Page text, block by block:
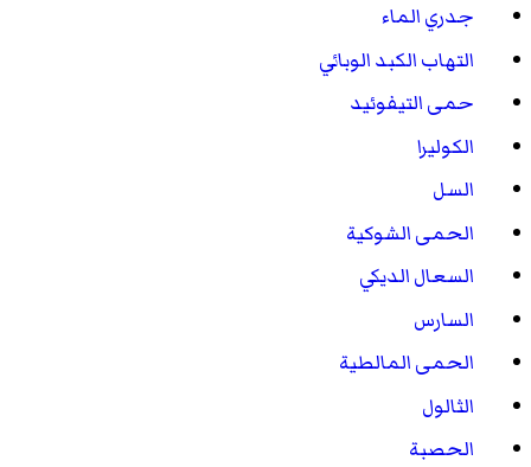
جدري الماء
التهاب الكبد الوبائي
حمى التيفوئيد
الكوليرا
السل
الحمى الشوكية
السعال الديكي
السارس
الحمى المالطية
الثالول
الحصبة